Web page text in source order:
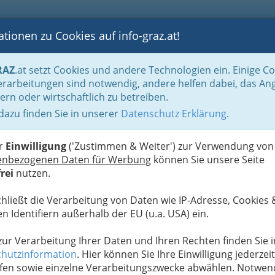
BLOGS FOTOS GASTRONOMIE BRANCHEN
zu Cookies auf info-graz.at!
.at setzt Cookies und andere Technologien ein. Einige
sind notwendig, andere helfen dabei, das
oder wirtschaftlich zu betreiben.
finden Sie in unserer Datenschutz Erklärung.
Einwilligung('Zustimmen & Weiter') zur Verwendung von
Daten für Werbung können Sie unsere Seite
nutzen.
die Verarbeitung von Daten wie IP-Adresse, Cookies
Identifiern außerhalb der EU (u.a. USA) ein.
Verarbeitung Ihrer Daten und Ihren Rechten finden Sie
. Hier können Sie Ihre Einwilligung jederzeit
sowie einzelne Verarbeitungszwecke abwählen.
Kaffeehaus - Cafe - Cafés in Graz und Umgebung